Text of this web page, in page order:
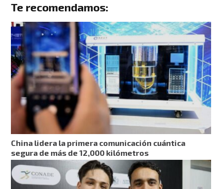
Te recomendamos:
China lidera la primera comunicación cuántica
segura de más de 12,000 kilómetros